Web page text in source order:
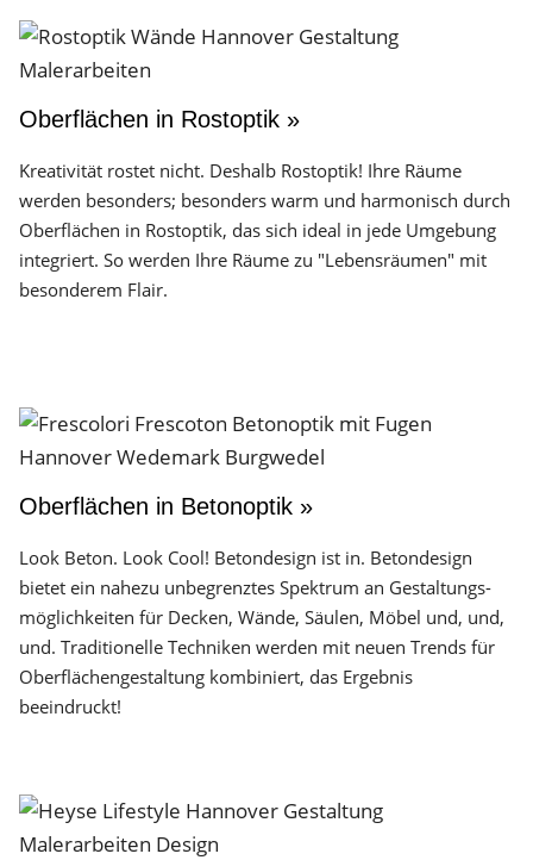
Oberflächen in Rostoptik »
Kreativität rostet nicht. Deshalb Rostoptik! Ihre Räume
werden besonders; besonders warm und harmonisch durch
Oberflächen in Rostoptik, das sich ideal in jede Umgebung
integriert. So werden Ihre Räume zu "Lebensräumen" mit
besonderem Flair.
Oberflächen in Betonoptik »
Look Beton. Look Cool! Betondesign ist in. Betondesign
bietet ein nahezu unbegrenztes Spektrum an Gestaltungs­
möglichkeiten für Decken, Wände, Säulen, Möbel und, und,
und. Traditionelle Techniken werden mit neuen Trends für
Oberflächen­gestaltung kombiniert, das Ergebnis
beeindruckt!